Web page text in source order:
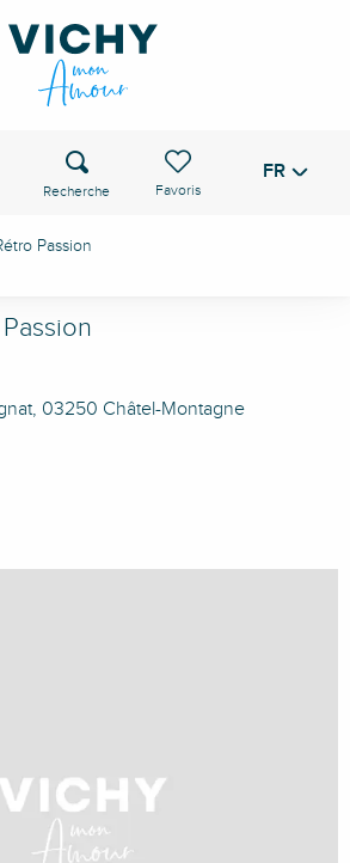
Voir les favoris
Recherche FR
Passion
03250 Châtel-Montagne
favoris